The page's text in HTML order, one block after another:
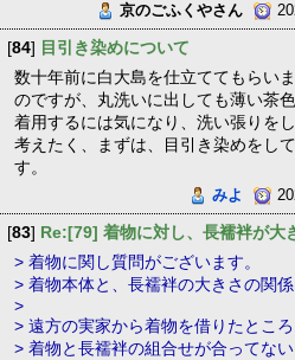
京のごふくやさん
[84] 目引き染めについて
数十年前に白大島を仕立ててもらい
のですが、丸洗いに出しても薄い茶
着用するには気になり、洗い張りを
考えたく、まずは、目引き染めをし
す。
みよ
[83] Re:[79] 着物に対し、長襦袢が大
> 着物に関し質問がございます。
> 着物本体と、長襦袢の大きさの関係
>
> 遠方の実家から着物を借りたところ
> 着物と長襦袢の組合せが合ってない